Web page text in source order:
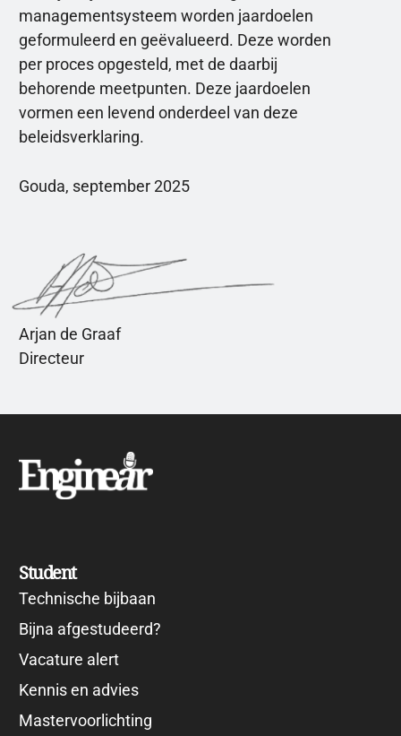
managementsysteem worden jaardoelen
geformuleerd en geëvalueerd. Deze worden
per proces opgesteld, met de daarbij
behorende meetpunten. Deze jaardoelen
vormen een levend onderdeel van deze
beleidsverklaring.
Gouda, september 2025
Arjan de Graaf
Directeur
Student
Technische bijbaan
Bijna afgestudeerd?
Vacature alert
Kennis en advies
Mastervoorlichting